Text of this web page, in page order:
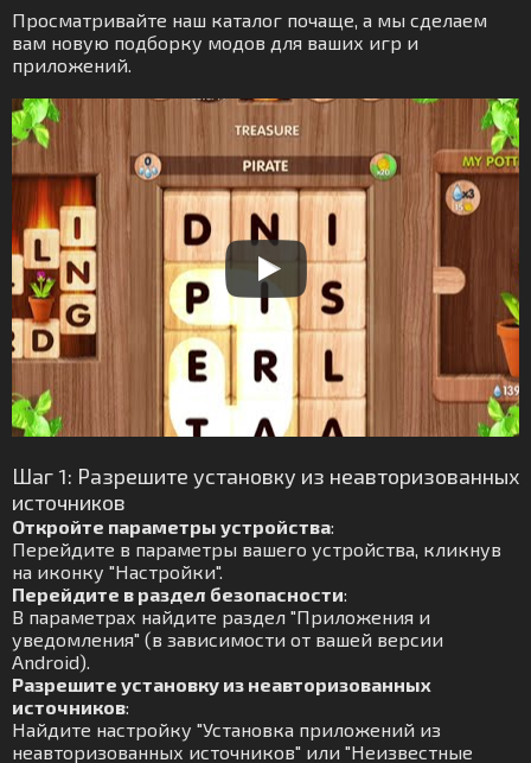
Просматривайте наш каталог почаще, а мы сделаем
вам новую подборку модов для ваших игр и
приложений.
Шаг 1: Разрешите установку из неавторизованных
источников
Откройте параметры устройства:
Перейдите в параметры вашего устройства, кликнув
на иконку "Настройки".
Перейдите в раздел безопасности:
В параметрах найдите раздел "Приложения и
уведомления" (в зависимости от вашей версии
Android).
Разрешите установку из неавторизованных
источников:
Найдите настройку "Установка приложений из
неавторизованных источников" или "Неизвестные